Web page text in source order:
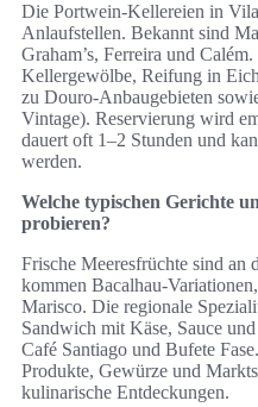
Die Portwein‑Kellereien in
Anlaufstellen. Bekannt sind
Graham’s, Ferreira und
Kellergewölbe, Reifung in
zu Douro‑Anbaugebieten
Vintage). Reservierung wird
dauert oft 1–2 Stunden und
werden.
Welche typischen Gerichte
probieren?
Frische Meeresfrüchte sind an
kommen
Marisco. Die regionale
Sandwich mit Käse, Sauce
Café Santiago und Bufete
Produkte, Gewürze und
kulinarische Entdeckungen.